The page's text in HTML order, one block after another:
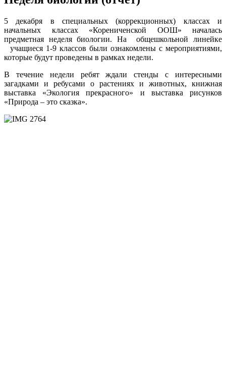
5 декабря в специальных (коррекционных) классах и
начальных классах «Корениченской ООШ» началась
предметная неделя биологии. На общешкольной линейке
учащиеся 1-9 классов были ознакомлены с мероприятиями,
которые будут проведены в рамках недели.
В течение недели ребят ждали стенды с интересными
загадками и ребусами о растениях и животных, книжная
выставка «Экология прекрасного» и выставка рисунков
«Природа – это сказка».